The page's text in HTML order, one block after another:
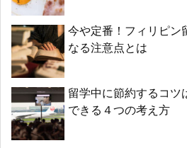
今や定番！フィリピン
なる注意点とは
留学中に節約するコツ
できる４つの考え方